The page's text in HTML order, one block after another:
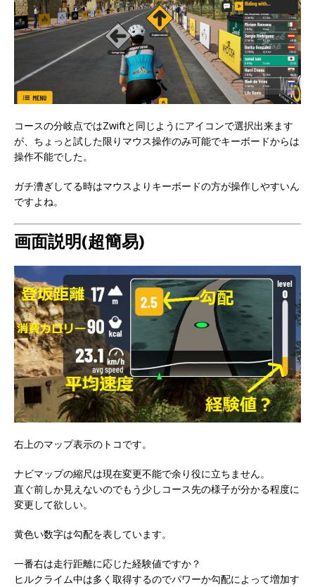
コースの分岐点ではZwiftと同じようにアイコンで選択出来ます
が、ちょっと試した限りマウス操作のみ可能でキーボードからは
操作不能でした。
ガチ漕ぎしてる時はマウスよりキーボードの方が操作しやすいん
ですよね。
画面説明(超簡易)
右上のマップ表示のトコです。
ナビマップの縮尺は現在変更不能で余り役に立ちません。
直ぐ前しか見えないのでもう少しコース先の様子が分かる程度に
変更して欲しい。
黄色い数字は勾配を表しています。
一番右は走行距離に応じた経験値ですか？
ヒルクライム中は多く取得するのでパワーか勾配によって増加す